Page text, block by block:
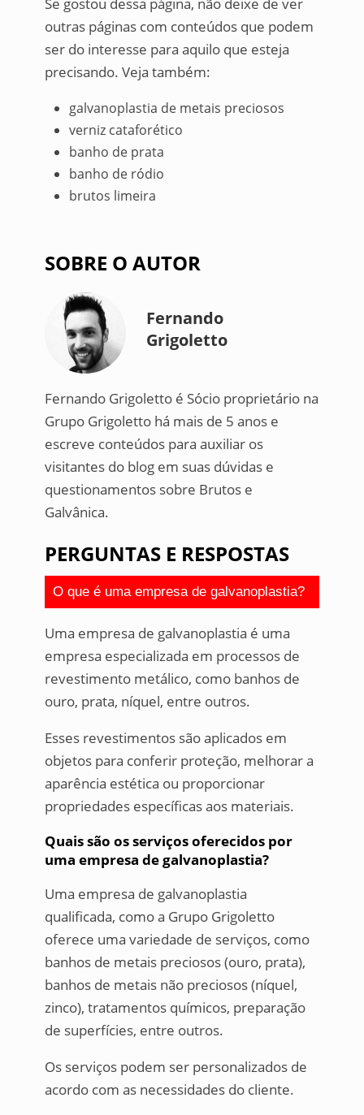
Se gostou dessa página, não deixe de ver
outras páginas com conteúdos que podem
ser do interesse para aquilo que esteja
precisando. Veja também:
galvanoplastia de metais preciosos
verniz cataforético
banho de prata
banho de ródio
brutos limeira
SOBRE O AUTOR
Fernando
Grigoletto
Fernando Grigoletto é Sócio proprietário na
Grupo Grigoletto há mais de 5 anos e
escreve conteúdos para auxiliar os
visitantes do blog em suas dúvidas e
questionamentos sobre Brutos e
Galvânica.
PERGUNTAS E RESPOSTAS
O que é uma empresa de galvanoplastia?
Uma empresa de galvanoplastia é uma
empresa especializada em processos de
revestimento metálico, como banhos de
ouro, prata, níquel, entre outros.
Esses revestimentos são aplicados em
objetos para conferir proteção, melhorar a
aparência estética ou proporcionar
propriedades específicas aos materiais.
Quais são os serviços oferecidos por
uma empresa de galvanoplastia?
Uma empresa de galvanoplastia
qualificada, como a Grupo Grigoletto
oferece uma variedade de serviços, como
banhos de metais preciosos (ouro, prata),
banhos de metais não preciosos (níquel,
zinco), tratamentos químicos, preparação
de superfícies, entre outros.
Os serviços podem ser personalizados de
acordo com as necessidades do cliente.